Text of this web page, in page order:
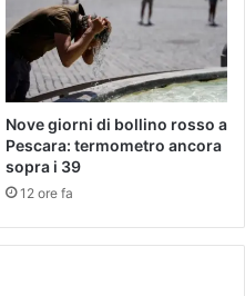
Nove giorni di bollino rosso a
Pescara: termometro ancora
sopra i 39
12 ore fa